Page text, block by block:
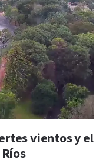
vientos y el